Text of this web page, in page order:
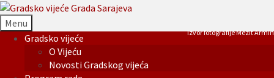
Menu
Gradsko vijeće
O Vijeću
Novosti Gradskog vijeća
Izvor fotografije Mezit Armin